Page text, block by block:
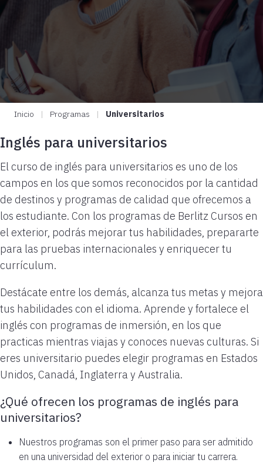
Inicio | Programas | Universitarios
Inglés para universitarios
El curso de inglés para universitarios es uno de los
campos en los que somos reconocidos por la cantidad
de destinos y programas de calidad que ofrecemos a
los estudiante. Con los programas de Berlitz Cursos en
el exterior, podrás mejorar tus habilidades, prepararte
para las pruebas internacionales y enriquecer tu
currículum.
Destácate entre los demás, alcanza tus metas y mejora
tus habilidades con el idioma. Aprende y fortalece el
inglés con programas de inmersión, en los que
practicas mientras viajas y conoces nuevas culturas. Si
eres universitario puedes elegir programas en Estados
Unidos, Canadá, Inglaterra y Australia.
¿Qué ofrecen los programas de inglés para
universitarios?
Nuestros programas son el primer paso para ser admitido
en una universidad del exterior o para iniciar tu carrera.